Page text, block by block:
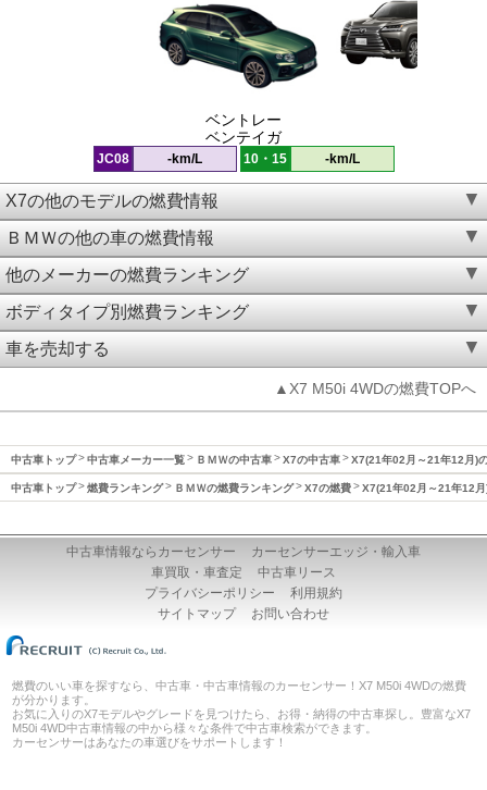
ベントレー
ベンテイガ
JC08 -km/L 10・15 -km/L
X7の他のモデルの燃費情報
ＢＭＷの他の車の燃費情報
他のメーカーの燃費ランキング
ボディタイプ別燃費ランキング
車を売却する
▲X7 M50i 4WDの燃費TOPへ
中古車トップ 中古車メーカー一覧 ＢＭＷの中古車 X7の中古車 X7(21年02月～21年12月)
中古車トップ 燃費ランキング ＢＭＷの燃費ランキング X7の燃費 X7(21年02月～21年12月
中古車情報ならカーセンサー
カーセンサーエッジ・輸入車
車買取・車査定
中古車リース
プライバシーポリシー
利用規約
サイトマップ
お問い合わせ
燃費のいい車を探すなら、中古車・中古車情報のカーセンサー！X7 M50i 4WDの燃費
が分かります。
お気に入りのX7モデルやグレードを見つけたら、お得・納得の中古車探し。豊富なX7
M50i 4WD中古車情報の中から様々な条件で中古車検索ができます。
カーセンサーはあなたの車選びをサポートします！